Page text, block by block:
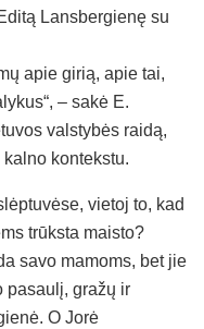
Lansbergienę su
apie girią, apie tai,
– sakė E.
valstybės raidą,
kontekstu.
vietoj to, kad
trūksta maisto?
savo mamoms, bet jie
pasaulį, gražų ir
O Jorė